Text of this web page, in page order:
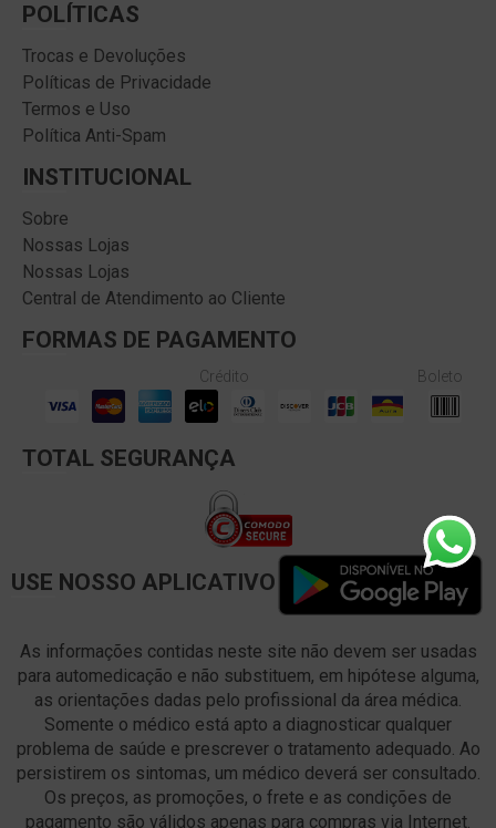
POLÍTICAS
Trocas e Devoluções
Políticas de Privacidade
Termos e Uso
Política Anti-Spam
INSTITUCIONAL
Sobre
Nossas Lojas
Nossas Lojas
Central de Atendimento ao Cliente
FORMAS DE PAGAMENTO
Crédito Boleto
TOTAL SEGURANÇA
USE NOSSO APLICATIVO
As informações contidas neste site não devem ser usadas
para automedicação e não substituem, em hipótese alguma,
as orientações dadas pelo profissional da área médica.
Somente o médico está apto a diagnosticar qualquer
problema de saúde e prescrever o tratamento adequado. Ao
persistirem os sintomas, um médico deverá ser consultado.
Os preços, as promoções, o frete e as condições de
pagamento são válidos apenas para compras via Internet.